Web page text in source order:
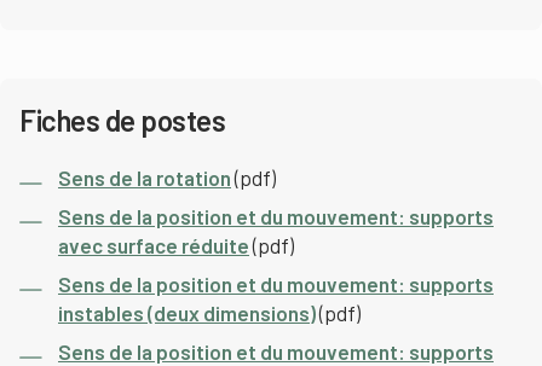
Fiches de postes
Sens de la rotation(pdf)
Sens de la position et du mouvement: supports
avec surface réduite(pdf)
Sens de la position et du mouvement: supports
instables (deux dimensions)(pdf)
Sens de la position et du mouvement: supports